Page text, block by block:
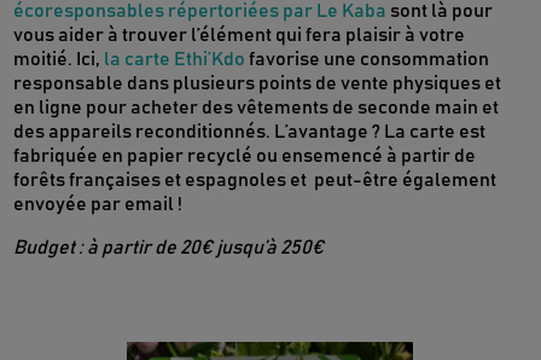
écoresponsables répertoriées par Le Kaba sont là pour
vous aider à trouver l’élément qui fera plaisir à votre
moitié. Ici, la carte Ethi’Kdo favorise une consommation
responsable dans plusieurs points de vente physiques et
en ligne pour acheter des vêtements de seconde main et
des appareils reconditionnés. L’avantage ? La carte est
fabriquée en papier recyclé ou ensemencé à partir de
forêts françaises et espagnoles et peut-être également
envoyée par email !
Budget : à partir de 20€ jusqu’à 250€